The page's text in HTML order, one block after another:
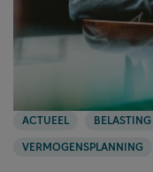
ACTUEEL BELASTING
VERMOGENSPLANNING